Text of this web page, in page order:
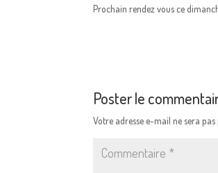
Prochain rendez vous ce
Poster le
Votre adresse e-mail ne sera pas